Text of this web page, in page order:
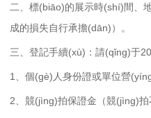
二、標(biāo)的展示時(shí)間、
成的損失自行承擔(dān)）。
三、登記手續(xù)：請(qǐng)于
1、個(gè)人身份證或單位營
2、競(jìng)拍保證金（競(jìng)